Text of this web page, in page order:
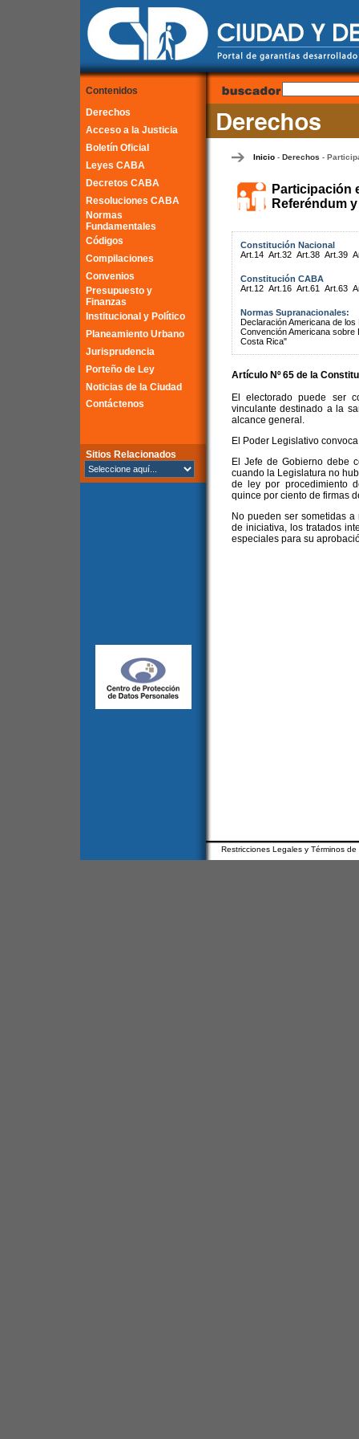
Contenidos
Derechos
Acceso a la Justicia
Boletín Oficial
Leyes CABA
Decretos CABA
Resoluciones CABA
Normas
Fundamentales
Códigos
Compilaciones
Convenios
Presupuesto y
Finanzas
Institucional y Político
Planeamiento Urbano
Jurisprudencia
Porteño de Ley
Noticias de la Ciudad
Contáctenos
Sitios Relacionados
Inicio- Derechos -
Participación
Referéndum
Constitución Nacional
Art.14 Art.32 Art.38 Art.39
Constitución CABA
Art.12 Art.16 Art.61 Art.63
Normas Supranacionales:
Declaración Americana de
Convención Americana
Costa Rica"
Artículo Nº 65 de la
El electorado puede ser
vinculante destinado a la
alcance general.
El Poder Legislativo
El Jefe de Gobierno debe
cuando la Legislatura no
de ley por procedimiento
quince por ciento de firmas
No pueden ser sometidas
de iniciativa, los tratados
especiales para su
Restricciones Legales y Términos de